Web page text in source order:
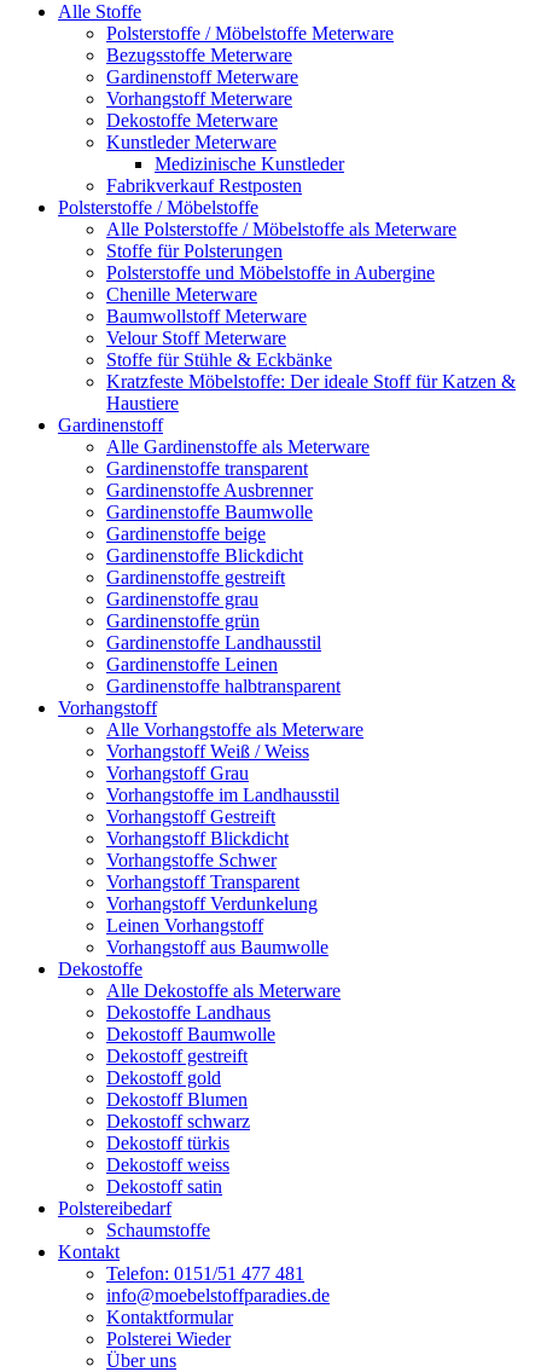
Alle Stoffe
Polsterstoffe / Möbelstoffe Meterware
Bezugsstoffe Meterware
Gardinenstoff Meterware
Vorhangstoff Meterware
Dekostoffe Meterware
Kunstleder Meterware
Medizinische Kunstleder
Fabrikverkauf Restposten
Polsterstoffe / Möbelstoffe
Alle Polsterstoffe / Möbelstoffe als Meterware
Stoffe für Polsterungen
Polsterstoffe und Möbelstoffe in Aubergine
Chenille Meterware
Baumwollstoff Meterware
Velour Stoff Meterware
Stoffe für Stühle & Eckbänke
Kratzfeste Möbelstoffe: Der ideale Stoff für Katzen &
Haustiere
Gardinenstoff
Alle Gardinenstoffe als Meterware
Gardinenstoffe transparent
Gardinenstoffe Ausbrenner
Gardinenstoffe Baumwolle
Gardinenstoffe beige
Gardinenstoffe Blickdicht
Gardinenstoffe gestreift
Gardinenstoffe grau
Gardinenstoffe grün
Gardinenstoffe Landhausstil
Gardinenstoffe Leinen
Gardinenstoffe halbtransparent
Vorhangstoff
Alle Vorhangstoffe als Meterware
Vorhangstoff Weiß / Weiss
Vorhangstoff Grau
Vorhangstoffe im Landhausstil
Vorhangstoff Gestreift
Vorhangstoff Blickdicht
Vorhangstoffe Schwer
Vorhangstoff Transparent
Vorhangstoff Verdunkelung
Leinen Vorhangstoff
Vorhangstoff aus Baumwolle
Dekostoffe
Alle Dekostoffe als Meterware
Dekostoffe Landhaus
Dekostoff Baumwolle
Dekostoff gestreift
Dekostoff gold
Dekostoff Blumen
Dekostoff schwarz
Dekostoff türkis
Dekostoff weiss
Dekostoff satin
Polstereibedarf
Schaumstoffe
Kontakt
Telefon: 0151/51 477 481
info@moebelstoffparadies.de
Kontaktformular
Polsterei Wieder
Über uns